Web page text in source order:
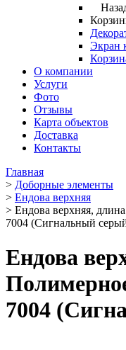
Экран
О компании
Услуги
Фото
Отзывы
Карта объектов
Доставка
Контакты
Главная
> Доборные элементы
> Ендова верхняя
> Ендова верхняя,
7004 (Сигнальный
Ендова
7004